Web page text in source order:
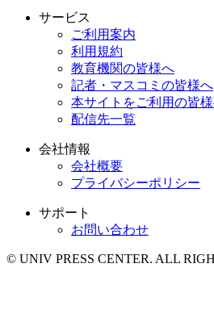
サービス
ご利用案内
利用規約
教育機関の皆様へ
記者・マスコミの皆様へ
本サイトをご利用の皆
配信先一覧
会社情報
会社概要
プライバシーポリシー
サポート
お問い合わせ
© UNIV PRESS CENTER. ALL